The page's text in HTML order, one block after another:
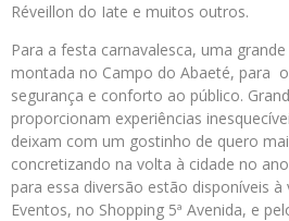
Réveillon do Iate e muitos outros.
Para a festa carnavalesca, uma
montada no Campo do Abaeté, para
segurança e conforto ao público.
proporcionam experiências
deixam com um gostinho de quero
concretizando na volta à cidade no
para essa diversão estão disponíveis
Eventos, no Shopping 5ª Avenida, e